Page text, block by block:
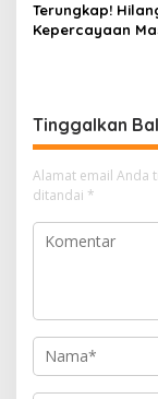
Terungkap!
Kepercayaan
Tinggalkan
Alamat email Anda
ditandai *